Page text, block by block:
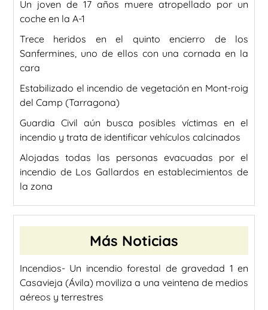
Un joven de 17 años muere atropellado por un
coche en la A-1
Trece heridos en el quinto encierro de los
Sanfermines, uno de ellos con una cornada en la
cara
Estabilizado el incendio de vegetación en Mont-roig
del Camp (Tarragona)
Guardia Civil aún busca posibles víctimas en el
incendio y trata de identificar vehículos calcinados
Alojadas todas las personas evacuadas por el
incendio de Los Gallardos en establecimientos de
la zona
Más Noticias
Incendios- Un incendio forestal de gravedad 1 en
Casavieja (Ávila) moviliza a una veintena de medios
aéreos y terrestres